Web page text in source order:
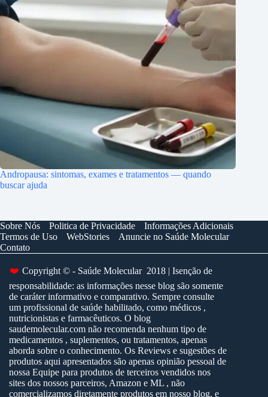
Andropausa: sintomas, exames e tratamentos — quando
buscar ajuda
Sobre Nós Politica de Privacidade
Informações Adicionais
Termos de Uso
WebStories
Anuncie no Saúde Molecular
Contato
❤️ Copyright © - Saúde Molecular 2018 | Isenção de
responsabilidade: as informações nesse blog são somente
de caráter informativo e comparativo. Sempre consulte
um profissional de saúde habilitado, como médicos ,
nutricionistas e farmacêuticos. O blog
saudemolecular.com não recomenda nenhum tipo de
medicamentos , suplementos, ou tratamentos, apenas
aborda sobre o conhecimento. Os Reviews e sugestões de
produtos aqui apresentados são apenas opinião pessoal de
nossa Equipe para produtos de terceiros vendidos nos
sites dos nossos parceiros, Amazon e ML , não
comercializamos diretamente produtos em nosso blog, e